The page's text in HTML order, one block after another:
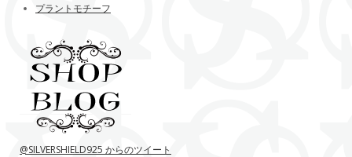
プラントモチーフ
@SILVERSHIELD925 からのツイート